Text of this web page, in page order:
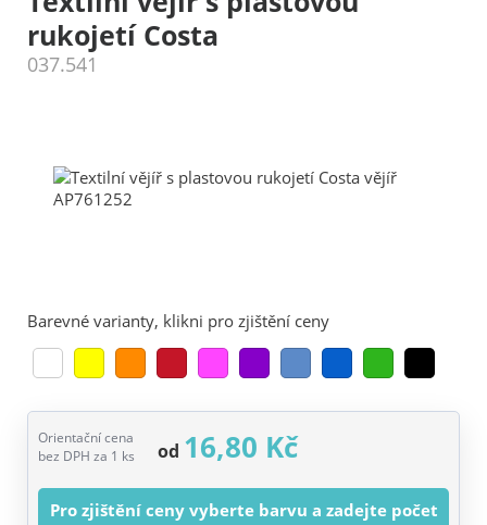
rukojetí Costa
037.541
Barevné varianty, klikni pro zjištění ceny
Orientační cena
bez DPH za 1 ks
od 16,80 Kč
Pro zjištění ceny vyberte barvu a zadejte počet